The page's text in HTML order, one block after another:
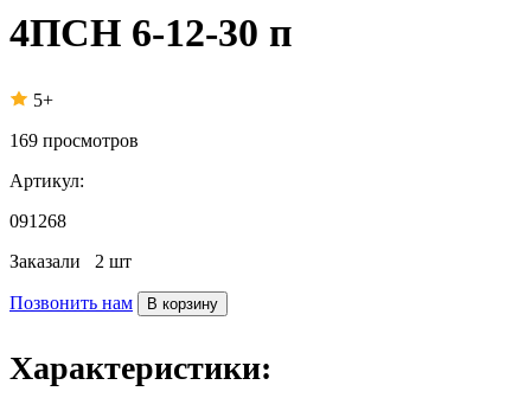
4ПСН 6-12-30 п
5+
169 просмотров
Артикул:
091268
Заказали 2 шт
Позвонить нам В корзину
Характеристики: